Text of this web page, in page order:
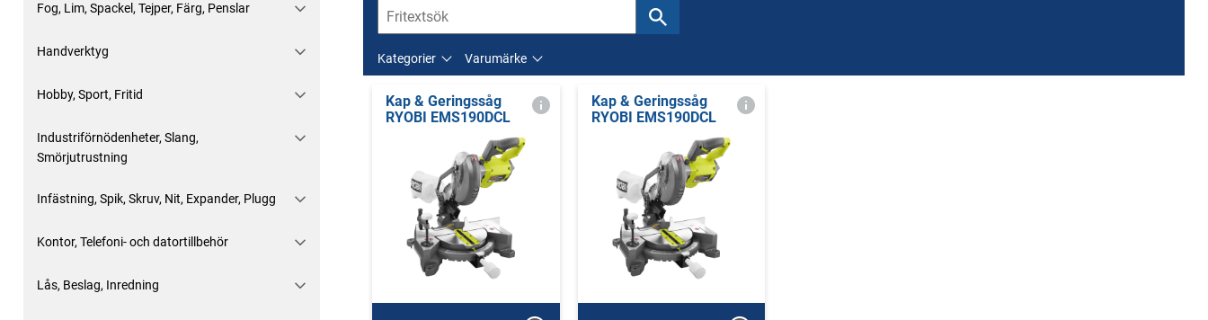
Fog, Lim, Spackel, Tejper, Färg, Penslar
Handverktyg
Hobby, Sport, Fritid
Industriförnödenheter, Slang,
Smörjutrustning
Infästning, Spik, Skruv, Nit, Expander, Plugg
Kontor, Telefoni- och datortillbehör
Lås, Beslag, Inredning
Kategorier Varumärke
Kap & Geringssåg
RYOBI EMS190DCL
Kap & Geringssåg
RYOBI EMS190DCL